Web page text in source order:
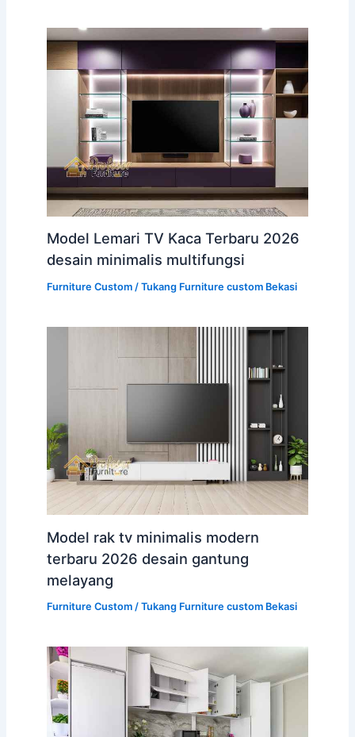
Model Lemari TV Kaca Terbaru 2026
desain minimalis multifungsi
Furniture Custom/ Tukang Furniture custom Bekasi
Model rak tv minimalis modern
terbaru 2026 desain gantung
melayang
Furniture Custom/ Tukang Furniture custom Bekasi